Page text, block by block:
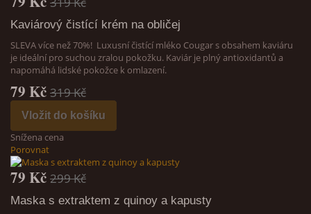
Kaviárový čistící krém na obličej
SLEVA více než 70%! Luxusní čistící mléko Cougar s obsahem kaviáru
je ideální pro suchou zralou pokožku. Kaviár je plný antioxidantů a
napomáhá lidské pokožce k omlazení.
79 Kč 319 Kč
Vložit do košíku
Snížena cena
Porovnat
79 Kč 299 Kč
Maska s extraktem z quinoy a kapusty